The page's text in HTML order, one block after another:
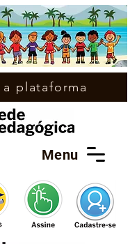
Menu
a plataforma